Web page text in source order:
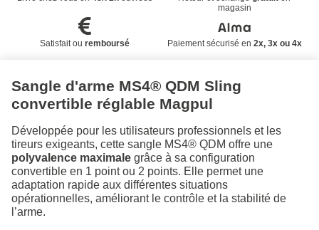
magasin
Satisfait ou remboursé Paiement sécurisé en 2x, 3x ou 4x
Sangle d'arme MS4® QDM Sling
convertible réglable Magpul
Développée pour les utilisateurs professionnels et les
tireurs exigeants, cette sangle MS4® QDM offre une
polyvalence maximale grâce à sa configuration
convertible en 1 point ou 2 points. Elle permet une
adaptation rapide aux différentes situations
opérationnelles, améliorant le contrôle et la stabilité de
l’arme.